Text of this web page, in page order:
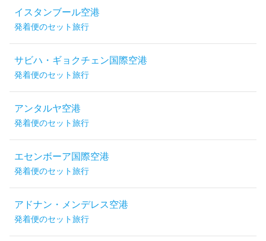
イスタンブール空港
発着便のセット旅行
サビハ・ギョクチェン国際空港
発着便のセット旅行
アンタルヤ空港
発着便のセット旅行
エセンボーア国際空港
発着便のセット旅行
アドナン・メンデレス空港
発着便のセット旅行